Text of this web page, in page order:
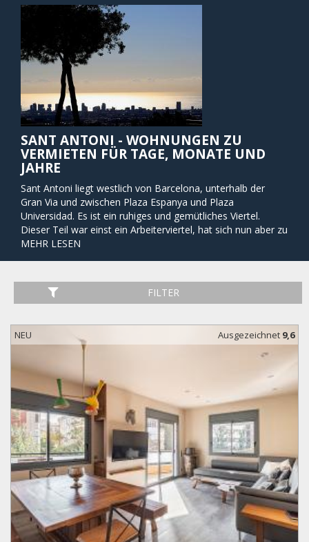
SANT ANTONI - WOHNUNGEN ZU
VERMIETEN FÜR TAGE, MONATE UND
JAHRE
Sant Antoni liegt westlich von Barcelona, ​​unterhalb der
Gran Via und zwischen Plaza Espanya und Plaza
Universidad. Es ist ein ruhiges und gemütliches Viertel.
Dieser Teil war einst ein Arbeiterviertel, hat sich nun aber zu
einem rauen, coolen und noblen Viertel gemausert hat.
und touristischen Teil der Stadt entfernt. Die Placa
Catalunya oder La Rambla sind nur 10 - 15 Minuten
MEHR LESEN
FILTER
NEU Ausgezeichnet 9,6